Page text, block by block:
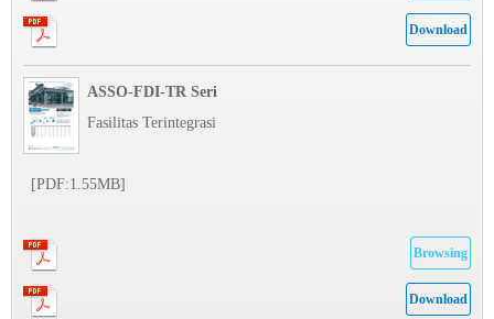
Download
ASSO-FDI-TR Seri
Fasilitas Terintegrasi
[PDF:1.55MB]
Browsing
Download